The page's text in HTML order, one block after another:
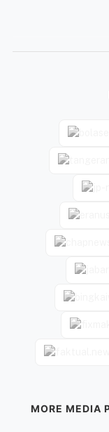
MORE MEDIA